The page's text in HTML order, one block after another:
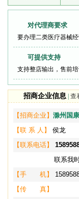
对代理商要求
要办理二类医疗器械
可提供支持
支持整店输出，售前
招商企业信息 查
【招商企业】 滁州国
【联 系 人】
侯龙
【联系电话】
联系我
【手 机】
【传 真】